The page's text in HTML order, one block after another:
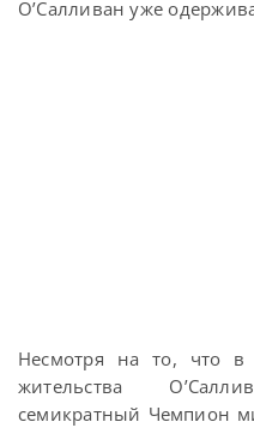
О’Салливан уже
Несмотря на то, что в
жительства
семикратный Чемпион